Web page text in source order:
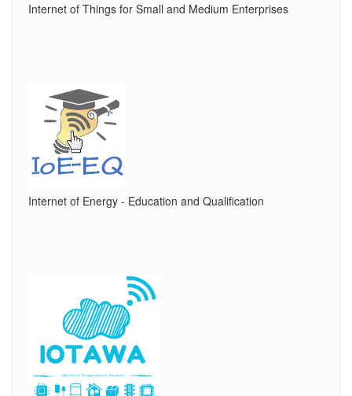
Internet of Things for Small and Medium Enterprises
Internet of Energy - Education and Qualification